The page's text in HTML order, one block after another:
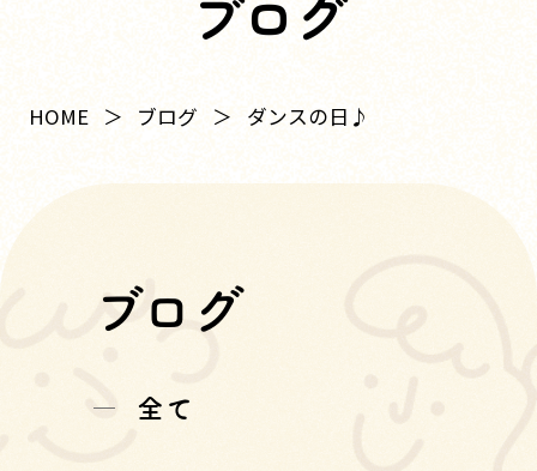
ブログ
HOME ブログ ダンスの日♪
ブログ
全て